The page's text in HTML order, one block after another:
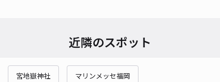
近隣のスポット
宮地嶽神社 マリンメッセ福岡